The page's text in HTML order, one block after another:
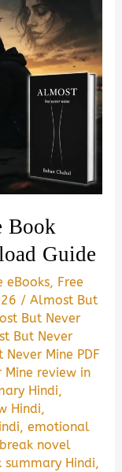
Book
Guide
eBooks, Free
/Almost But
But Never
But Never
Mine PDF
review in
Hindi,
Hindi,
,emotional
novel
Hindi,